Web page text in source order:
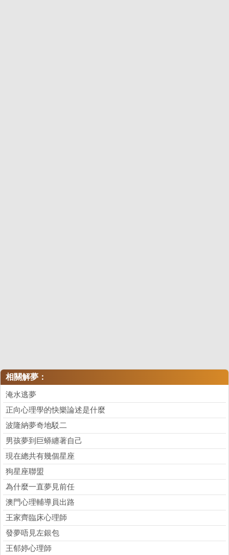
相關解夢：
淹水逃夢
正向心理學的快樂論述是什麼
波隆納夢奇地駁二
男孩夢到巨蟒纏著自己
現在總共有幾個星座
狗星座聯盟
為什麼一直夢見前任
澳門心理輔導員出路
王家齊臨床心理師
發夢唔見左銀包
王郁婷心理師